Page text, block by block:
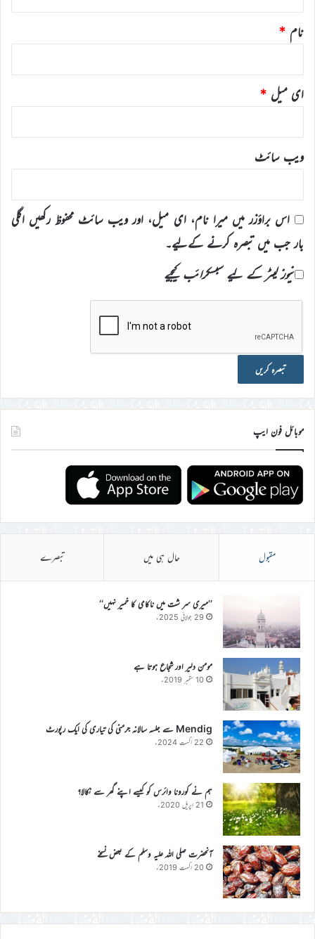
نام *
ای میل *
ویب‌ سائٹ
اس براؤزر میں میرا نام، ای میل، اور ویب سائٹ محفوظ رکھیں اگلی
بار جب میں تبصرہ کرنے کےلیے۔
نیوز لیٹر کے لیے سبسکرائب کیجیے
موبائل فون ایپ
مقبول حال ہی میں تبصرے
’’میری سر شت میں ناکامی کا خمیر نہیں‘‘
29 جولائی 2025ء
مومن دلیر اور شجاع ہوتا ہے
10 ستمبر 2019ء
Mendig سے جلسہ سالانہ جرمنی کی تیاری کی ایک رپورٹ
22 اگست 2024ء
ہم نے کورونا وائرس کو کیسے اپنے گھر سے نکالا؟
21 اپریل 2020ء
آنحضرت صلی اللہ علیہ وسلم کے بعض نسخے
20 اگست 2019ء